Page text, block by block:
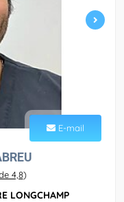
E-mail
4,8)
LONGCHAMP